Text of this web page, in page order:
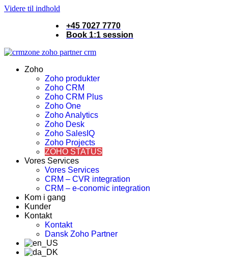
Videre til indhold
+45 7027 7770
Book 1:1 session
Zoho
Zoho produkter
Zoho CRM
Zoho CRM Plus
Zoho One
Zoho Analytics
Zoho Desk
Zoho SalesIQ
Zoho Projects
ZOHO STATUS
Vores Services
Vores Services
CRM – CVR integration
CRM – e-conomic integration
Kom i gang
Kunder
Kontakt
Kontakt
Dansk Zoho Partner